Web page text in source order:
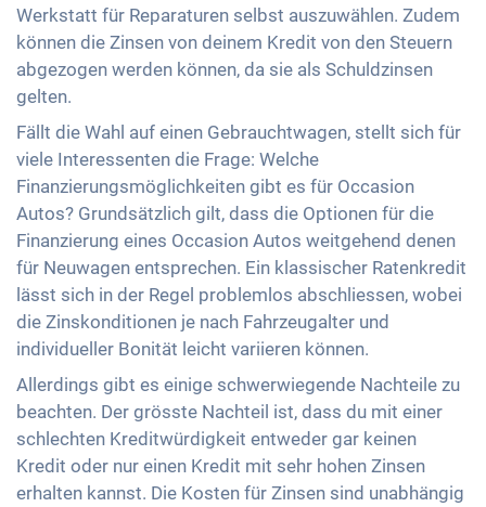
Werkstatt für Reparaturen selbst auszuwählen. Zudem
können die Zinsen von deinem Kredit von den Steuern
abgezogen werden können, da sie als Schuldzinsen
gelten.
Fällt die Wahl auf einen Gebrauchtwagen, stellt sich für
viele Interessenten die Frage: Welche
Finanzierungsmöglichkeiten gibt es für Occasion
Autos? Grundsätzlich gilt, dass die Optionen für die
Finanzierung eines Occasion Autos weitgehend denen
für Neuwagen entsprechen. Ein klassischer Ratenkredit
lässt sich in der Regel problemlos abschliessen, wobei
die Zinskonditionen je nach Fahrzeugalter und
individueller Bonität leicht variieren können.
Allerdings gibt es einige schwerwiegende Nachteile zu
beachten. Der grösste Nachteil ist, dass du mit einer
schlechten Kreditwürdigkeit entweder gar keinen
Kredit oder nur einen Kredit mit sehr hohen Zinsen
erhalten kannst. Die Kosten für Zinsen sind unabhängig